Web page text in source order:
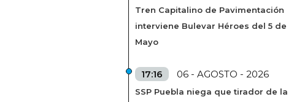
Tren Capitalino de Pavimentación
interviene Bulevar Héroes del 5 de
Mayo
17:16 06 - AGOSTO - 2026
SSP Puebla niega que tirador de la